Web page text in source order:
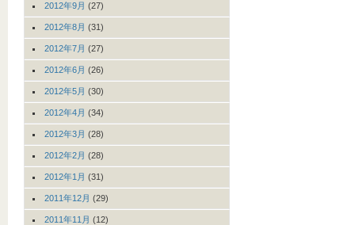
2012年9月 (27)
2012年8月 (31)
2012年7月 (27)
2012年6月 (26)
2012年5月 (30)
2012年4月 (34)
2012年3月 (28)
2012年2月 (28)
2012年1月 (31)
2011年12月 (29)
2011年11月 (12)